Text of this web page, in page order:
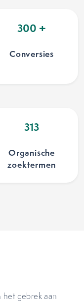
300 +
Conversies
313
Organische
zoektermen
het gebrek aan